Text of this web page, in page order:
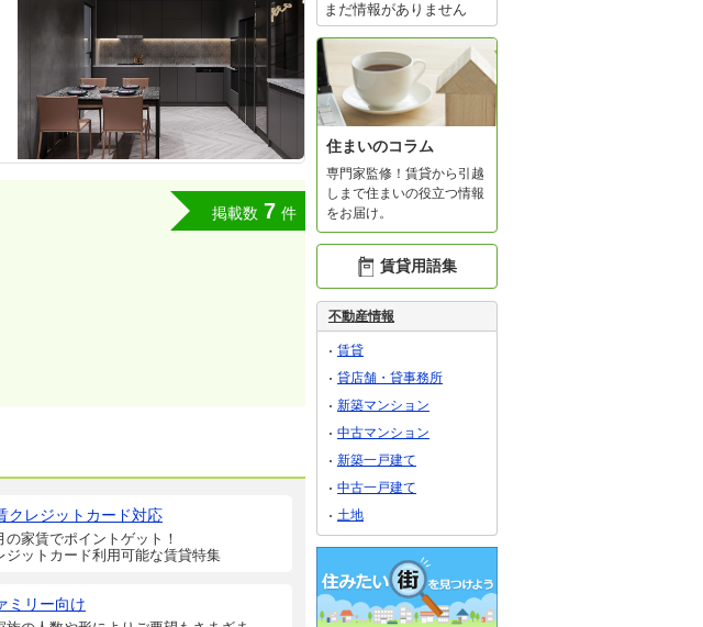
掲載数 7 件
クレジットカード対応
の家賃でポイントゲット！
ジットカード利用可能な賃貸特集
ミリー向け
まだ情報がありません
住まいのコラム
専門家監修！賃貸から引越
しまで住まいの役立つ情報
をお届け。
賃貸用語集
不動産情報
賃貸
貸店舗・貸事務所
新築マンション
中古マンション
新築一戸建て
中古一戸建て
土地